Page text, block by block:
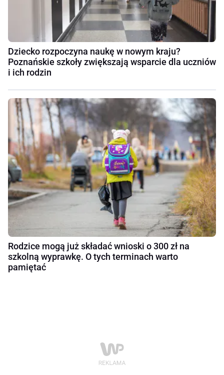
Dziecko rozpoczyna naukę w nowym kraju?
Poznańskie szkoły zwiększają wsparcie dla uczniów
i ich rodzin
Rodzice mogą już składać wnioski o 300 zł na
szkolną wyprawkę. O tych terminach warto
pamiętać